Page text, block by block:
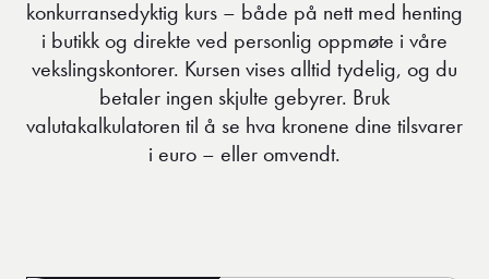
konkurransedyktig kurs – både på nett med henting
i butikk og direkte ved personlig oppmøte i våre
vekslingskontorer. Kursen vises alltid tydelig, og du
betaler ingen skjulte gebyrer. Bruk
valutakalkulatoren til å se hva kronene dine tilsvarer
i euro – eller omvendt.